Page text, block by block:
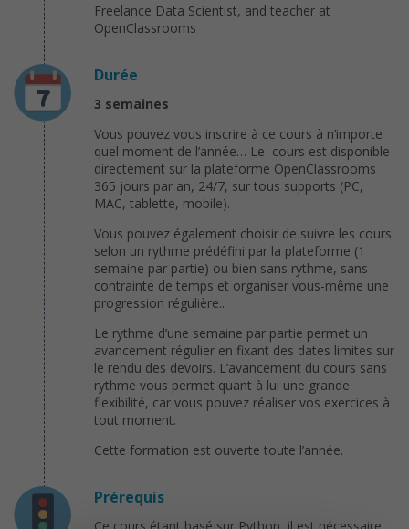
Freelance Data Scientist, and teacher at
OpenClassrooms
Durée
3 semaines
Vous pouvez vous inscrire à ce cours à n’importe
quel moment de l’année… Le cours est disponible
directement sur la plateforme OpenClassrooms
365 jours par an, 24/7, sur tous supports (PC,
MAC, tablette, mobile).
Vous pouvez également choisir de suivre les cours
selon un rythme prédéfini par la plateforme (1
semaine par partie) ou bien sans rythme, sans
contrainte de temps et organiser vous-même une
progression régulière..
Le rythme d’une semaine par partie permet un
avancement régulier en fixant des dates limites sur
le rendu des devoirs. L’avancement du cours sans
rythme vous permet quant à lui une grande
flexibilité, car vous pouvez réaliser vos exercices à
tout moment.
Cette formation est ouverte toute l’année.
Prérequis
Ce cours étant basé sur Python, il est nécessaire